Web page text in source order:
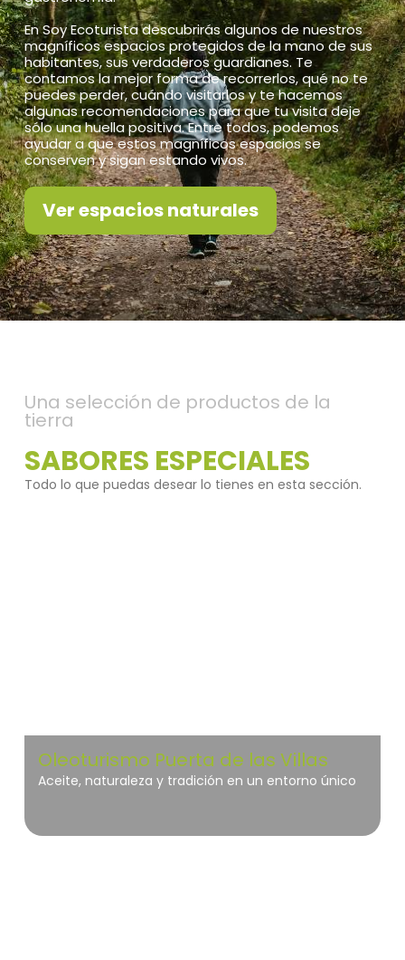
En Soy Ecoturista descubrirás algunos de nuestros
magníficos espacios protegidos de la mano de sus
habitantes, sus verdaderos guardianes. Te
contamos la mejor forma de recorrerlos, qué no te
puedes perder, cuándo visitarlos y te hacemos
algunas recomendaciones para que tu visita deje
sólo una huella positiva. Entre todos, podemos
ayudar a que estos magníficos espacios se
conserven y sigan estando vivos.
Ver espacios naturales
Una selección de productos de la
tierra
SABORES ESPECIALES
Todo lo que puedas desear lo tienes en esta sección.
Oleoturismo Puerta de las Villas
Aceite, naturaleza y tradición en un entorno único